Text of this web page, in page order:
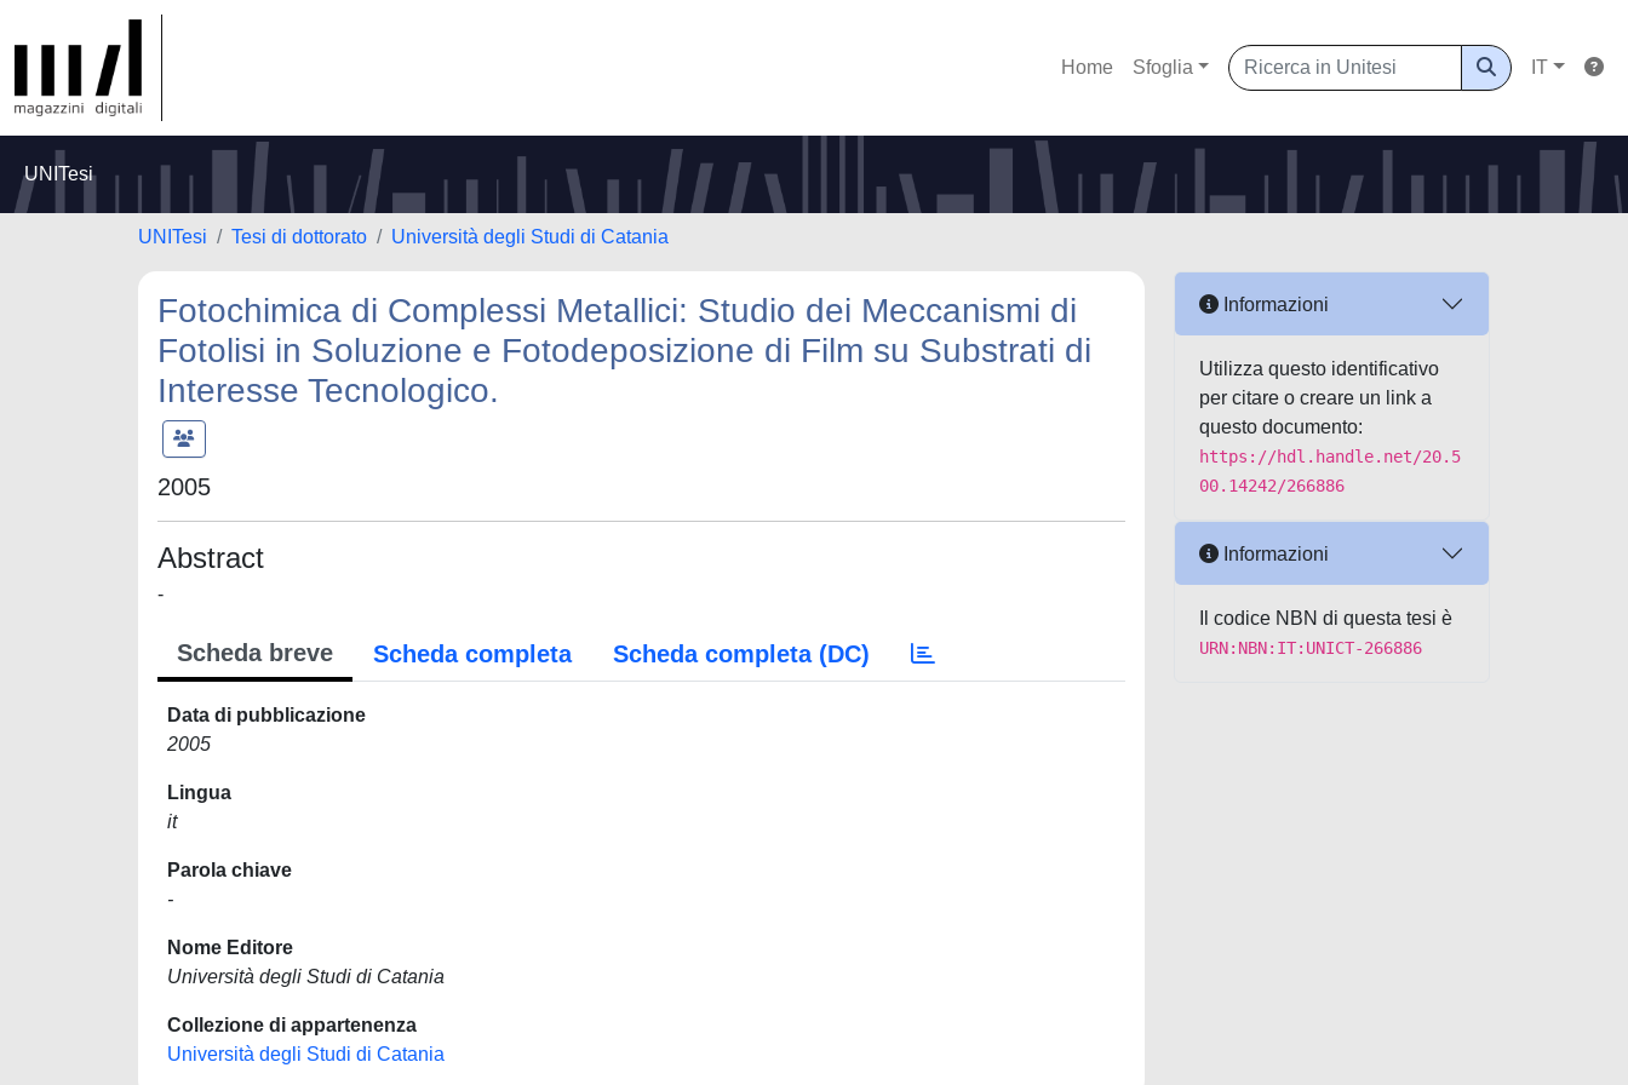
Home Sfoglia IT
UNITesi
UNITesi Tesi di dottorato Università degli Studi di Catania
Fotochimica di Complessi Metallici: Studio dei Meccanismi di
Fotolisi in Soluzione e Fotodeposizione di Film su Substrati di
Interesse Tecnologico.
2005
Abstract
-
Scheda breve Scheda completa Scheda completa (DC)
Data di pubblicazione
2005
Lingua
it
Parola chiave
-
Nome Editore
Università degli Studi di Catania
Collezione di appartenenza
Università degli Studi di Catania
Informazioni
Utilizza questo identificativo
per citare o creare un link a
questo documento:
https://hdl.handle.net/20.5
00.14242/266886
Informazioni
Il codice NBN di questa tesi è
URN:NBN:IT:UNICT-266886